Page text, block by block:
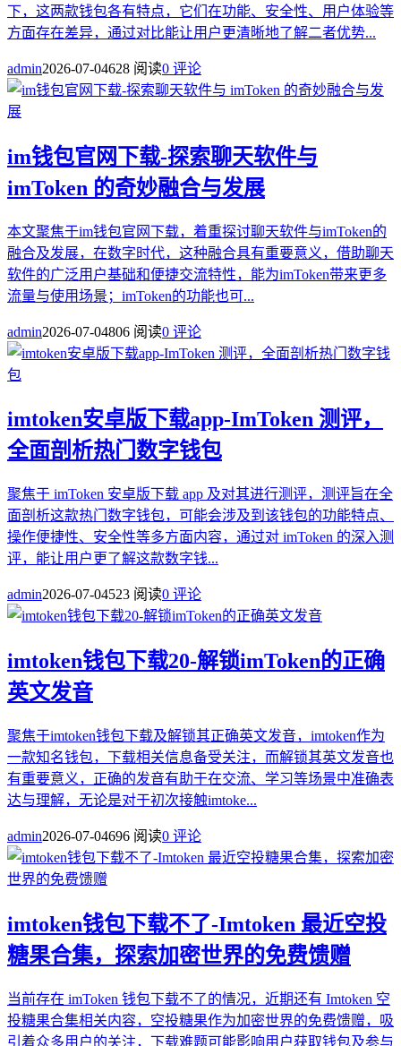
下，这两款钱包各有特点，它们在功能、安全性、用户体验等
方面存在差异，通过对比能让用户更清晰地了解二者优势...
admin2026-07-04628 阅读0 评论
im钱包官网下载-探索聊天软件与
imToken 的奇妙融合与发展
本文聚焦于im钱包官网下载，着重探讨聊天软件与imToken的
融合及发展，在数字时代，这种融合具有重要意义，借助聊天
软件的广泛用户基础和便捷交流特性，能为imToken带来更多
流量与使用场景；imToken的功能也可...
admin2026-07-04806 阅读0 评论
imtoken安卓版下载app-ImToken 测评，
全面剖析热门数字钱包
聚焦于 imToken 安卓版下载 app 及对其进行测评，测评旨在全
面剖析这款热门数字钱包，可能会涉及到该钱包的功能特点、
操作便捷性、安全性等多方面内容，通过对 imToken 的深入测
评，能让用户更了解这款数字钱...
admin2026-07-04523 阅读0 评论
imtoken钱包下载20-解锁imToken的正确
英文发音
聚焦于imtoken钱包下载及解锁其正确英文发音，imtoken作为
一款知名钱包，下载相关信息备受关注，而解锁其英文发音也
有重要意义，正确的发音有助于在交流、学习等场景中准确表
达与理解，无论是对于初次接触imtoke...
admin2026-07-04696 阅读0 评论
imtoken钱包下载不了-Imtoken 最近空投
糖果合集，探索加密世界的免费馈赠
当前存在 imToken 钱包下载不了的情况，近期还有 Imtoken 空
投糖果合集相关内容，空投糖果作为加密世界的免费馈赠，吸
引着众多用户的关注，下载难题可能影响用户获取钱包及参与